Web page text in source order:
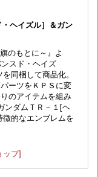
ヘイズル］＆ガン
のもとに～』よ
スド・ヘイズ
同梱して商品化。
ーツをＫＰＳに変
のアイテムを組み
ンダムＴＲ－１[ヘ
的なエンブレムを
プ]